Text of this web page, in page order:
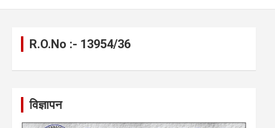
R.O.No :- 13954/36
विज्ञापन